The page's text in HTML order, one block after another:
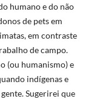
humano e do não
de pets em
em contraste
de campo.
(ou humanismo) e
indígenas e
Sugerirei que